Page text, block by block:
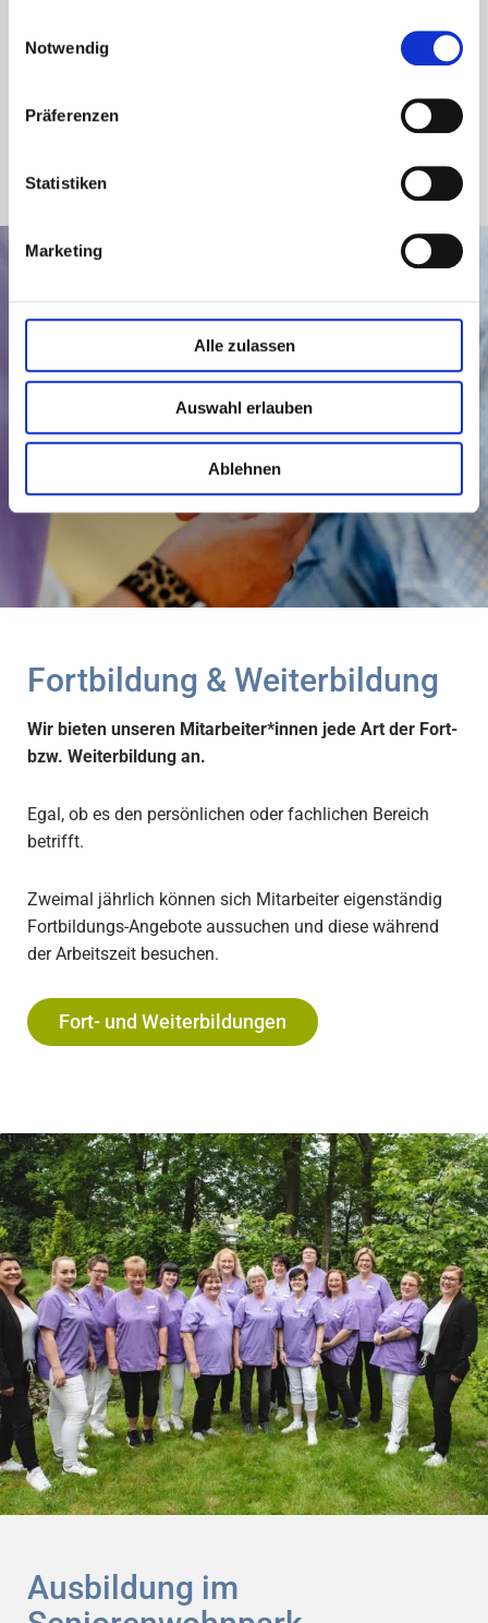
Notwendig
Präferenzen
Statistiken
Marketing
Alle zulassen
Auswahl erlauben
Ablehnen
Dass es
bei uns so ist, macht uns sehr stolz!
Wir als Arbeitgeber
Fortbildung & Weiterbildung
Wir bieten unseren Mitarbeiter*innen jede Art der Fort-
bzw. Weiterbildung an.
Egal, ob es den persönlichen oder fachlichen Bereich
betrifft.
Zweimal jährlich können sich Mitarbeiter eigenständig
Fortbildungs-Angebote aussuchen und diese während
der Arbeitszeit besuchen.
Fort- und Weiterbildungen
Ausbildung im